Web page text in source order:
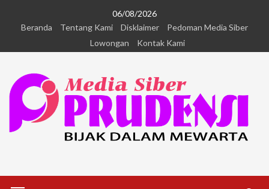
06/08/2026
Beranda
Tentang Kami Disklaimer
Pedoman Media Siber
Lowongan
Kontak Kami